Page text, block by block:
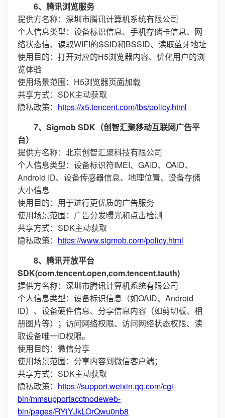
6、腾讯浏览服务
提供方名称：深圳市腾讯计算机系统有限公司
个人信息类型：设备标识信息、手机存储卡信息、网
络状态信、读取WIFI的SSID和BSSID、读取蓝牙地址
使用目的：打开对应的H5浏览器内容、优化用户的浏
览体验
使用场景范围：H5浏览器页面加载
共享方式：SDK主动获取
隐私政策： https://x5.tencent.com/tbs/policy.html
7、Sigmob SDK（创智汇聚移动互联网广告平
台）
提供方名称：北京创智汇聚科技有限公司
个人信息类型：设备标识符IMEI、GAID、OAID、
Android ID、设备传感器信息、地理位置、设备存储
大小信息
使用目的：用于进行更优质的广告服务
使用场景范围：广告分发曝光和点击检测
共享方式：SDK主动获取
隐私政策： https://www.sigmob.com/policy.html
8、腾讯开放平台
SDK(com.tencent.open,com.tencent.tauth)
提供方名称：深圳市腾讯计算机系统有限公司
个人信息类型：设备标识信息（如OAID、Android
ID）、设备硬件信息、分享信息内容（如剪切板、相
册图片等）；访问网络权限、访问网络状态权限、读
取设备唯一ID权限。
使用目的：微信分享
使用场景范围：分享内容到微信客户端；
共享方式：SDK主动获取
隐私政策： https://support.weixin.qq.com/cgi-
bin/mmsupportacctnodeweb-
bin/pages/RYiYJkLOrQwu0nb8